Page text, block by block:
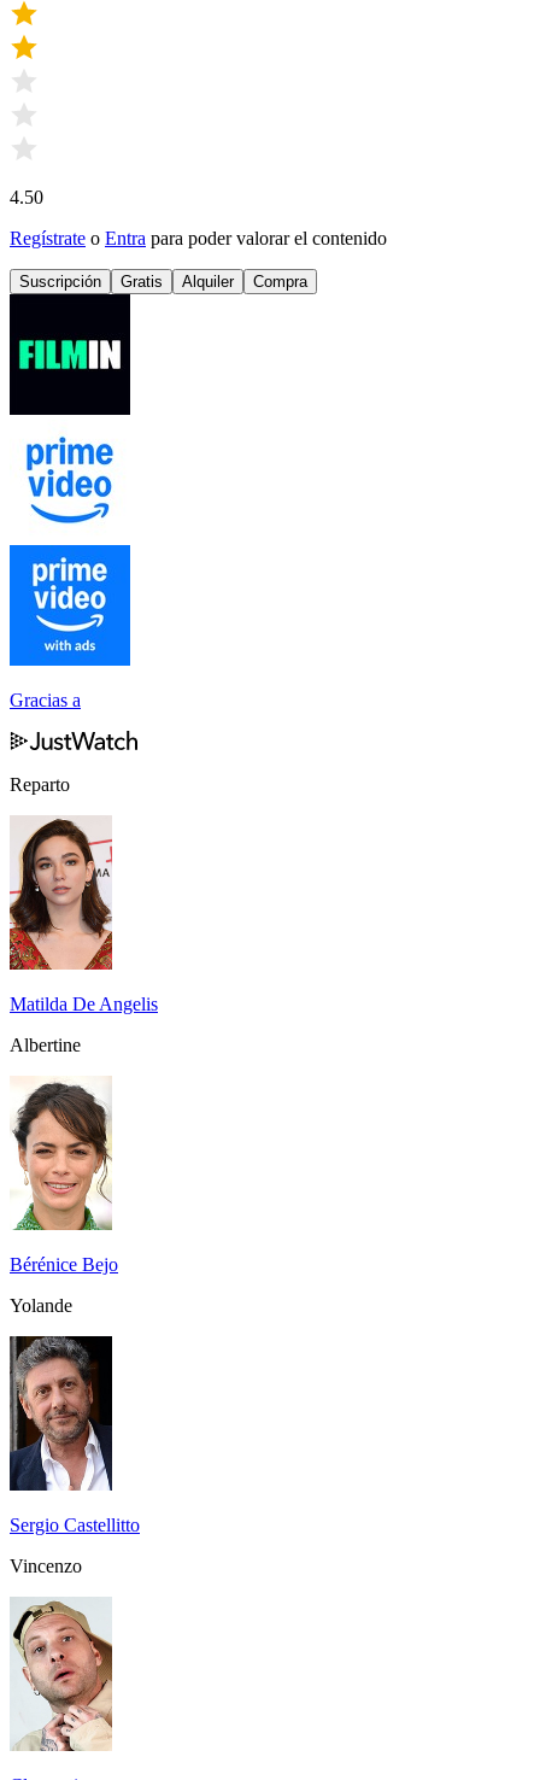
4.50
Regístrate o Entra para poder valorar el contenido
Suscripción Gratis Alquiler Compra
Gracias a
Reparto
Matilda De Angelis
Albertine
Bérénice Bejo
Yolande
Sergio Castellitto
Vincenzo